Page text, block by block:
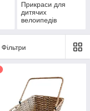
Прикраси для
дитячих
велоипедів
Фільтри